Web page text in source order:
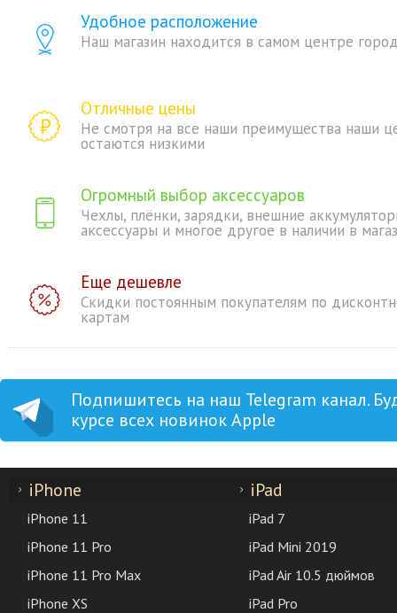
Удобное расположение
Наш магазин находится в самом центре
Отличные цены
Не смотря на все наши преимущества наши
остаются низкими
Огромный выбор аксессуаров
Чехлы, плёнки, зарядки, внешние
аксессуары и многое другое в наличии в
Еще дешевле
Скидки постоянным покупателям по
картам
Подпишитесь на наш Telegram канал.
курсе всех новинок Apple
iPhone
iPhone 11
iPhone 11 Pro
iPhone 11 Pro Max
iPhone XS
iPad
iPad 7
iPad Mini 2019
iPad Air 10.5 дюймов
iPad Pro